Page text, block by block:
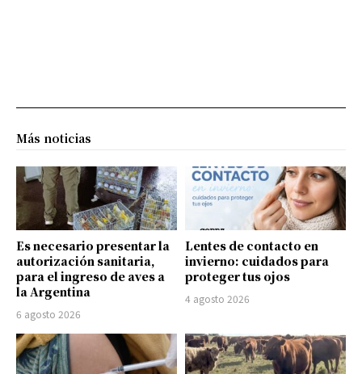
Más noticias
Es necesario presentar la
autorización sanitaria,
para el ingreso de aves a
la Argentina
6 agosto 2026
Lentes de contacto en
invierno: cuidados para
proteger tus ojos
4 agosto 2026